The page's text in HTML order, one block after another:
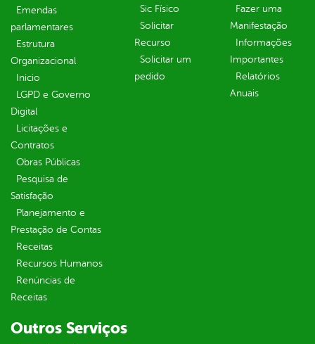
Emendas
parlamentares
Estrutura
Organizacional
Inicio
LGPD e Governo
Digital
Licitações e
Contratos
Obras Públicas
Pesquisa de
Satisfação
Planejamento e
Prestação de Contas
Receitas
Recursos Humanos
Renúncias de
Receitas
Sic Físico
Solicitar
Recurso
Solicitar um
pedido
Fazer uma
Manifestação
Informações
Importantes
Relatórios
Anuais
Outros Serviços